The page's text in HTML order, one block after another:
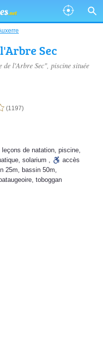
Sec
de l'Arbre Sec", piscine située
(1197)
leçons de natation, piscine,
, solarium ,
accès
25m, bassin 50m,
, toboggan